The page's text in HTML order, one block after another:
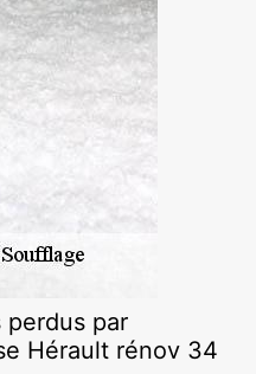
perdus par
Hérault rénov 34